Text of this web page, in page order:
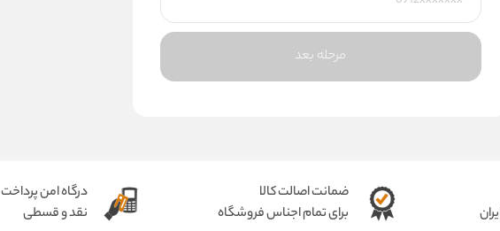
مرحله بعد
ضمانت اصالت کالا
برای تمام اجناس فروشگاه
درگاه امن پرداخت
نقد و قسطی